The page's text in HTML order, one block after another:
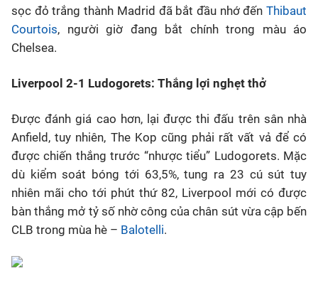
sọc đỏ trắng thành Madrid đã bắt đầu nhớ đến Thibaut
Courtois, người giờ đang bắt chính trong màu áo
Chelsea.
Liverpool 2-1 Ludogorets: Thắng lợi nghẹt thở
Được đánh giá cao hơn, lại được thi đấu trên sân nhà
Anfield, tuy nhiên, The Kop cũng phải rất vất vả để có
được chiến thắng trước “nhược tiểu” Ludogorets. Mặc
dù kiểm soát bóng tới 63,5%, tung ra 23 cú sút tuy
nhiên mãi cho tới phút thứ 82, Liverpool mới có được
bàn thắng mở tỷ số nhờ công của chân sút vừa cập bến
CLB trong mùa hè – Balotelli.